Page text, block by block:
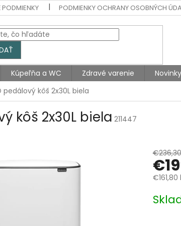
PODMIENKY OCHRANY OSOBNÝCH
Kúpeľňa a WC Zdravé varenie
pedálový kôš 2x30L biela
kôš 2x30L biela 211447
€236,30
€161,80
cena: